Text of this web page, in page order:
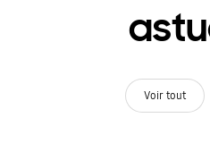
Voir tout